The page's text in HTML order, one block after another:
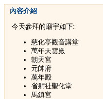
內容介紹
今天參拜的廟宇如下:
慈化亭觀音講堂
萬年天雲殿
朝天宮
元帥府
萬年殿
省躬社聖化堂
馬鎮宮